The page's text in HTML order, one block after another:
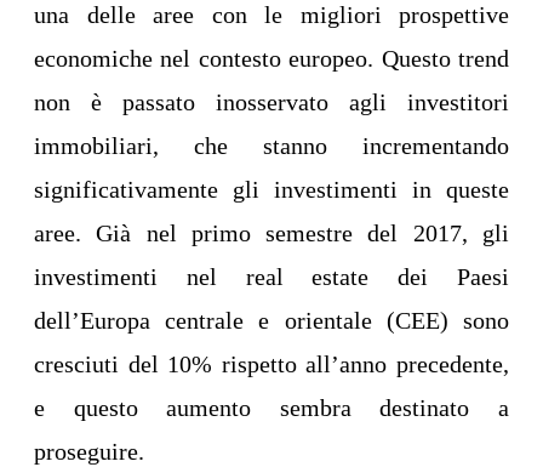
una delle aree con le migliori prospettive
economiche nel contesto europeo. Questo trend
non è passato inosservato agli investitori
immobiliari, che stanno incrementando
significativamente gli investimenti in queste
aree. Già nel primo semestre del 2017, gli
investimenti nel real estate dei Paesi
dell’Europa centrale e orientale (CEE) sono
cresciuti del 10% rispetto all’anno precedente,
e questo aumento sembra destinato a
proseguire.